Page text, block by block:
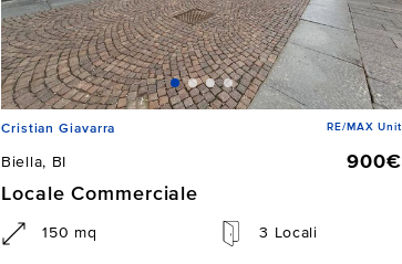
Cristian Giavarra RE/MAX Unit
Biella, BI
900€
Locale Commerciale
150 mq 3 Locali